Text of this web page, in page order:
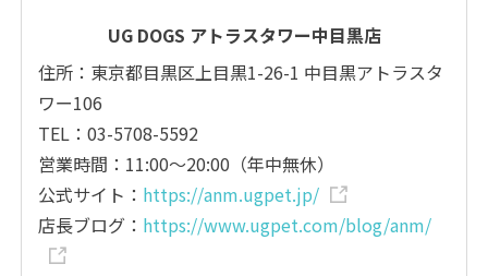
UG DOGS アトラスタワー中目黒店
住所：東京都目黒区上目黒1-26-1 中目黒アトラスタ
ワー106
TEL：03-5708-5592
営業時間：11:00～20:00（年中無休）
公式サイト： https://anm.ugpet.jp/
店長ブログ： https://www.ugpet.com/blog/anm/